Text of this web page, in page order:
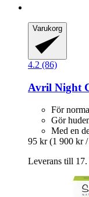
Varukorg
4.2 (86)
Avril Night
För
Gör
Med en
95 kr (1 900 kr
Leverans till 17.